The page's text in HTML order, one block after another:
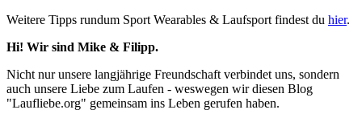
Weitere Tipps rundum Sport Wearables & Laufsport findest du hier.
Hi! Wir sind Mike & Filipp.
Nicht nur unsere langjährige Freundschaft verbindet uns, sondern
auch unsere Liebe zum Laufen - weswegen wir diesen Blog
"Laufliebe.org" gemeinsam ins Leben gerufen haben.